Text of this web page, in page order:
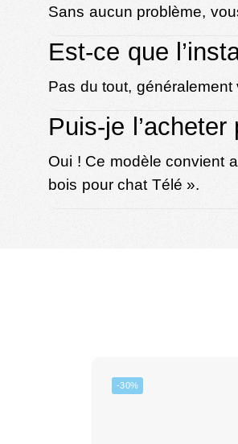
Sans aucun problème,
Est-ce que
Pas du tout,
Puis-je
Oui ! Ce modèle convient
bois pour chat Télé ».
-30%